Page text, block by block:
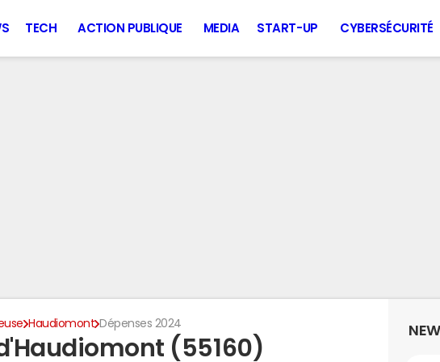
TECH ACTION PUBLIQUE MEDIA START-UP CYBERSÉCURITÉ
Haudiomont Dépenses 2024
(55160)